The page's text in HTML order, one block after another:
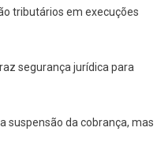
tributários em execuções
segurança jurídica para
suspensão da cobrança, mas